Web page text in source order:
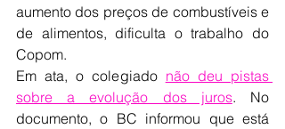
aumento dos preços de combustíveis e
de alimentos, dificulta o trabalho do
Copom.
Em ata, o colegiado não deu pistas
sobre a evolução dos juros. No
documento, o BC informou que está